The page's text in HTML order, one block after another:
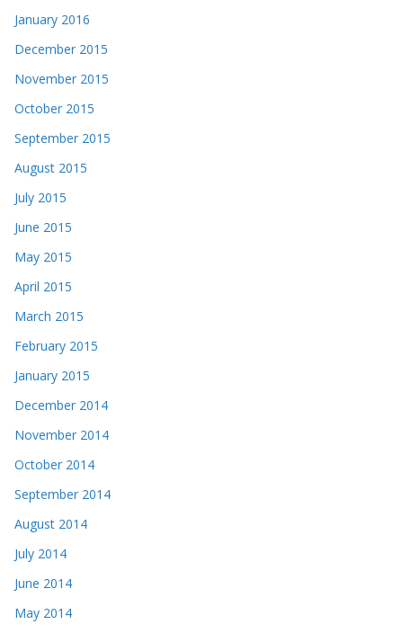
January 2016
December 2015
November 2015
October 2015
September 2015
August 2015
July 2015
June 2015
May 2015
April 2015
March 2015
February 2015
January 2015
December 2014
November 2014
October 2014
September 2014
August 2014
July 2014
June 2014
May 2014